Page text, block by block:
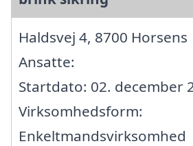
Haldsvej 4, 8700 Horsens
Ansatte:
Startdato: 02. december
Virksomhedsform:
Enkeltmandsvirksomhed